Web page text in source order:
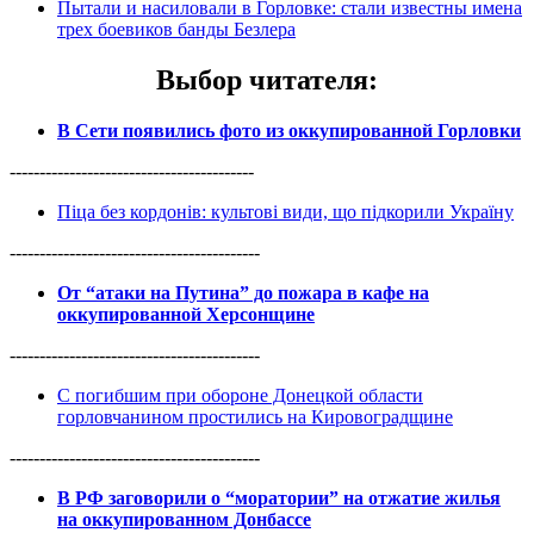
Пытали и насиловали в Горловке: стали известны имена
трех боевиков банды Безлера
Выбор читателя:
В Сети появились фото из оккупированной Горловки
-----------------------------------------
Піца без кордонів: культові види, що підкорили Україну
------------------------------------------
От “атаки на Путина” до пожара в кафе на
оккупированной Херсонщине
------------------------------------------
С погибшим при обороне Донецкой области
горловчанином простились на Кировоградщине
------------------------------------------
В РФ заговорили о “моратории” на отжатие жилья
на оккупированном Донбассе